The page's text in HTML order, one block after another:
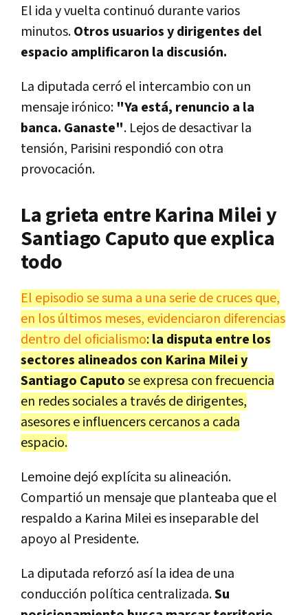
El ida y vuelta continuó durante varios
minutos.Otros usuarios y dirigentes del
espacio amplificaron la discusión.
La diputada cerró el intercambio con un
mensaje irónico: "Ya está, renuncio a la
banca. Ganaste". Lejos de desactivar la
tensión, Parisini respondió con otra
provocación.
La grieta entre Karina Milei y
Santiago Caputo que explica
todo
El episodio se suma a una serie de cruces que,
en los últimos meses, evidenciaron diferencias
dentro del oficialismo:la disputa entre los
sectores alineados con Karina Milei y
Santiago Caputose expresa con frecuencia
en redes sociales a través de dirigentes,
asesores e influencers cercanos a cada
espacio.
Lemoine dejó explícita su alineación.
Compartió un mensaje que planteaba que el
respaldo a Karina Milei es inseparable del
apoyo al Presidente.
La diputada reforzó así la idea de una
conducción política centralizada.Su